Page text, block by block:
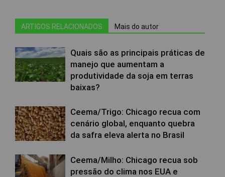
ARTIGOS RELACIONADOS Mais do autor
Quais são as principais práticas de
manejo que aumentam a
produtividade da soja em terras
baixas?
Ceema/Trigo: Chicago recua com
cenário global, enquanto quebra
da safra eleva alerta no Brasil
Ceema/Milho: Chicago recua sob
pressão do clima nos EUA e